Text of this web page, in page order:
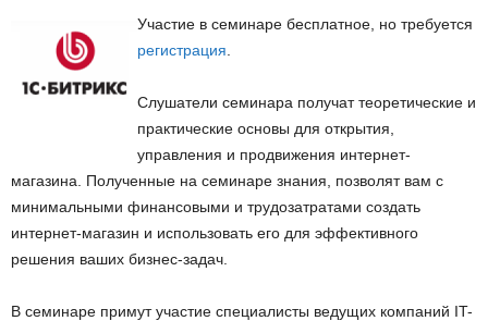
Участие в семинаре бесплатное, но требуется
регистрация
Слушатели семинара получат теоретические и
практические основы для открытия,
управления и продвижения интернет-
магазина. Полученные на семинаре знания, позволят вам с
минимальными финансовыми и трудозатратами создать
интернет-магазин и использовать его для эффективного
решения ваших бизнес-задач.
В семинаре примут участие специалисты ведущих компаний IT-